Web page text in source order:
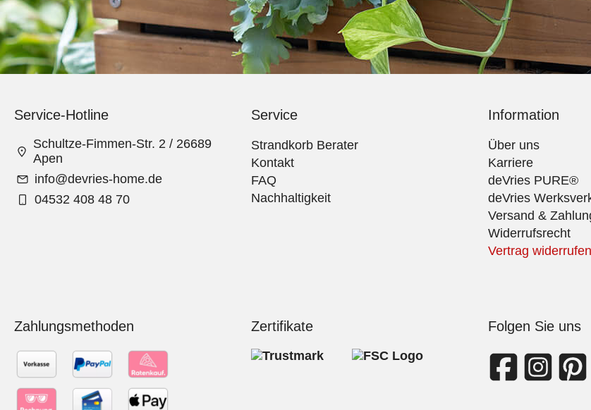
Service-Hotline
Schultze-Fimmen-Str. 2 / 26689
Apen
info@devries-home.de
04532 408 48 70
Service
Strandkorb Berater
Kontakt
FAQ
Nachhaltigkeit
Information
Über uns
Karriere
deVries PURE®
deVries
Versand &
Widerrufsrecht
Vertrag widerrufen
Zahlungsmethoden Zertifikate Folgen Sie uns